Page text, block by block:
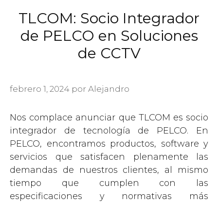
TLCOM: Socio Integrador
de PELCO en Soluciones
de CCTV
febrero 1, 2024 por Alejandro
Nos complace anunciar que TLCOM es socio
integrador de tecnología de PELCO. En
PELCO, encontramos productos, software y
servicios que satisfacen plenamente las
demandas de nuestros clientes, al mismo
tiempo que cumplen con las
especificaciones y normativas más